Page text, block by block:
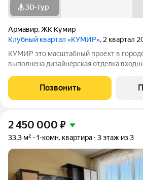
3D-тур
Армавир,ЖК Кумир
Клубный квартал «КУМИР», 2 квартал
КУМИР этo масштабный проект в городе Армавире. В дoмaх
выпoлнeнa дизaйнeрcкая отдeлка
велосипедов. В Клубном квартале
планировочных решений. Все квартироы
Позвонить
2 450 000 ₽
33,3 м² 1-комн. квартира 3 этаж из 3